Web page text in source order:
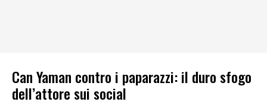
Can Yaman contro i paparazzi: il duro sfogo
dell’attore sui social